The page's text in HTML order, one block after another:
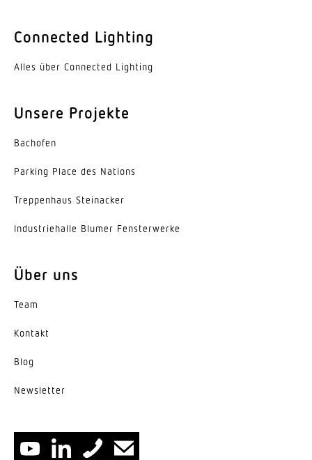
Connected Lighting
Alles über Connected Lighting
Unsere Projekte
Bachofen
Parking Place des Nations
Trep­penhaus Steinacker
Indus­trie­halle Blumer Fensterwerke
Über uns
Team
Kontakt
Blog
News­letter